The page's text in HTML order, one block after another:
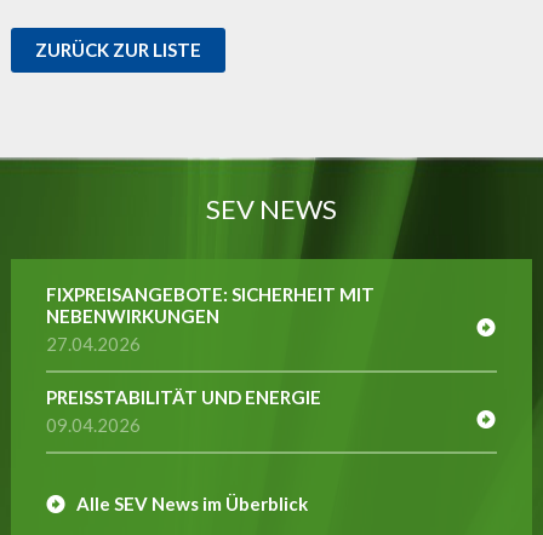
ZURÜCK ZUR LISTE
SEV NEWS
FIXPREISANGEBOTE: SICHERHEIT MIT
NEBENWIRKUNGEN
27.04.2026
PREISSTABILITÄT UND ENERGIE
09.04.2026
Alle SEV News im Überblick